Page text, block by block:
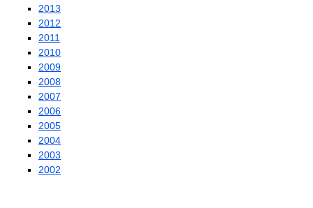
2013
2012
2011
2010
2009
2008
2007
2006
2005
2004
2003
2002